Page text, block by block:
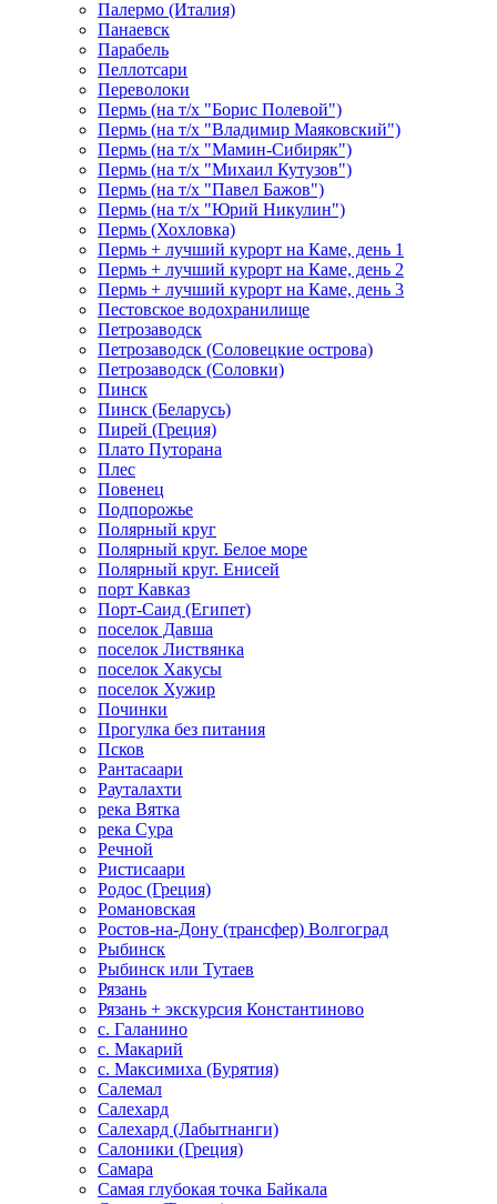
Палермо (Италия)
Панаевск
Парабель
Пеллотсари
Переволоки
Пермь (на т/х "Борис Полевой")
Пермь (на т/х "Владимир Маяковский")
Пермь (на т/х "Мамин-Сибиряк")
Пермь (на т/х "Михаил Кутузов")
Пермь (на т/х "Павел Бажов")
Пермь (на т/х "Юрий Никулин")
Пермь (Хохловка)
Пермь + лучший курорт на Каме, день 1
Пермь + лучший курорт на Каме, день 2
Пермь + лучший курорт на Каме, день 3
Пестовское водохранилище
Петрозаводск
Петрозаводск (Соловецкие острова)
Петрозаводск (Соловки)
Пинск
Пинск (Беларусь)
Пирей (Греция)
Плато Путорана
Плес
Повенец
Подпорожье
Полярный круг
Полярный круг. Белое море
Полярный круг. Енисей
порт Кавказ
Порт-Саид (Египет)
поселок Давша
поселок Листвянка
поселок Хакусы
поселок Хужир
Починки
Прогулка без питания
Псков
Рантасаари
Рауталахти
река Вятка
река Сура
Речной
Ристисаари
Родос (Греция)
Романовская
Ростов-на-Дону (трансфер) Волгоград
Рыбинск
Рыбинск или Тутаев
Рязань
Рязань + экскурсия Константиново
с. Галанино
с. Макарий
с. Максимиха (Бурятия)
Салемал
Салехард
Салехард (Лабытнанги)
Салоники (Греция)
Самара
Самая глубокая точка Байкала